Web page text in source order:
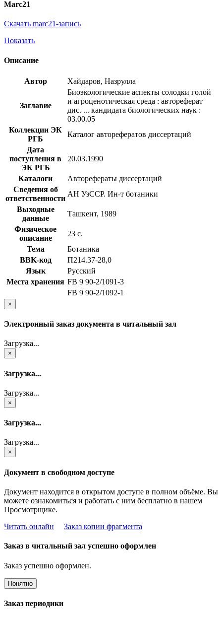
Marc21
Скачать marc21-запись
Показать
Описание
Автор Хайдаров, Назрулла
Заглавие
Биоэкологические аспекты солодки голой
и агроценотическая среда : автореферат
дис. ... кандидата биологических наук :
03.00.05
Коллекции ЭК
РГБ
Каталог авторефератов диссертаций
Дата
поступления в
ЭК РГБ
20.03.1990
Каталоги
Авторефераты диссертаций
Сведения об
ответственности
АН УзССР. Ин-т ботаники
Выходные
данные
Ташкент, 1989
Физическое
описание
23 с.
Тема
Ботаника
BBK-код
П214.37-28,0
Язык
Русский
Места хранения FB 9 90-2/1091-3
FB 9 90-2/1092-1
×
Электронный заказ документа в читальный зал
Загрузка...
×
Загрузка...
Загрузка...
×
Загрузка...
Загрузка...
×
Документ в свободном доступе
Документ находится в открытом доступе в полном объёме. Вы
можете ознакомиться и работать с ним бесплатно в нашем
Просмотрщике.
Читать онлайн
Заказ копии фрагмента
Заказ в читальный зал успешно оформлен
Заказ успешно оформлен.
Понятно
Заказ периодики